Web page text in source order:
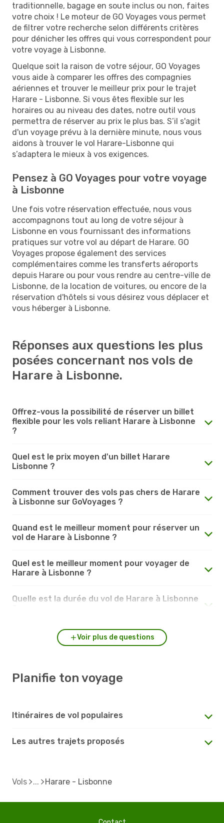
traditionnelle, bagage en soute inclus ou non, faites
votre choix ! Le moteur de GO Voyages vous permet
de filtrer votre recherche selon différents critères
pour dénicher les offres qui vous correspondent pour
votre voyage à Lisbonne.
Quelque soit la raison de votre séjour, GO Voyages
vous aide à comparer les offres des compagnies
aériennes et trouver le meilleur prix pour le trajet
Harare - Lisbonne. Si vous êtes flexible sur les
horaires ou au niveau des dates, notre outil vous
permettra de réserver au prix le plus bas. S’il s'agit
d'un voyage prévu à la dernière minute, nous vous
aidons à trouver le vol Harare-Lisbonne qui
s’adaptera le mieux à vos exigences.
Pensez à GO Voyages pour votre voyage
à Lisbonne
Une fois votre réservation effectuée, nous vous
accompagnons tout au long de votre séjour à
Lisbonne en vous fournissant des informations
pratiques sur votre vol au départ de Harare. GO
Voyages propose également des services
complémentaires comme les transferts aéroports
depuis Harare ou pour vous rendre au centre-ville de
Lisbonne, de la location de voitures, ou encore de la
réservation d'hôtels si vous désirez vous déplacer et
vous héberger à Lisbonne.
Réponses aux questions les plus
posées concernant nos vols de
Harare à Lisbonne.
Offrez-vous la possibilité de réserver un billet
flexible pour les vols reliant Harare à Lisbonne
?
Quel est le prix moyen d'un billet Harare
Lisbonne ?
Comment trouver des vols pas chers de Harare
à Lisbonne sur GoVoyages ?
Quand est le meilleur moment pour réserver un
vol de Harare à Lisbonne ?
Quel est le meilleur moment pour voyager de
Harare à Lisbonne ?
Quelle est la durée du vol de Harare à Lisbonne
Voir plus de questions
Planifie ton voyage
Itinéraires de vol populaires
Les autres trajets proposés
Vols Harare - Lisbonne